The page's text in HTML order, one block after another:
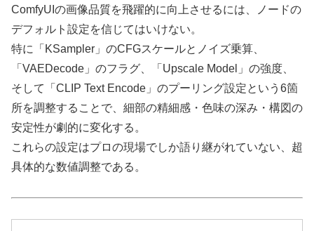
ComfyUIの画像品質を飛躍的に向上させるには、ノードの
デフォルト設定を信じてはいけない。
特に「KSampler」のCFGスケールとノイズ乗算、
「VAEDecode」のフラグ、「Upscale Model」の強度、
そして「CLIP Text Encode」のプーリング設定という6箇
所を調整することで、細部の精細感・色味の深み・構図の
安定性が劇的に変化する。
これらの設定はプロの現場でしか語り継がれていない、超
具体的な数値調整である。